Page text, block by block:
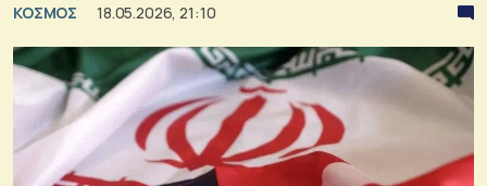
ΚΟΣΜΟΣ 18.05.2026, 21:10